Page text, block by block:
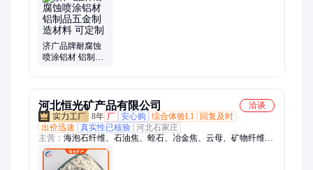
针花纹铝板、橘皮/压花铝卷、7075铝板、拉伸/拉丝铝板、镜面
铝卷/铝板、1060 0态铝卷、1060H24铝卷、3003铝卷、3003H24
铝卷、5083铝卷/铝板、阳极氧化铝板、5754铝卷、电缆线铝带
济广品牌耐腐蚀
喷涂铝材 铝制品
河北恒光矿产品有限公司
洽谈
8年 厂 安心购 综合体验L1
回复及时
出价迅速
真实性已核验 河北石家庄
主营： 海泡石纤维、石油焦、蛭石、冶金焦、云母、矿物纤维、
无石棉纤维、煅烧焦炭粉、增碳剂、漂珠、氧化铝粉、海泡石
粉、人造石墨、石墨颗粒、沸石粉、硅藻土、橡胶颗粒、轮胎